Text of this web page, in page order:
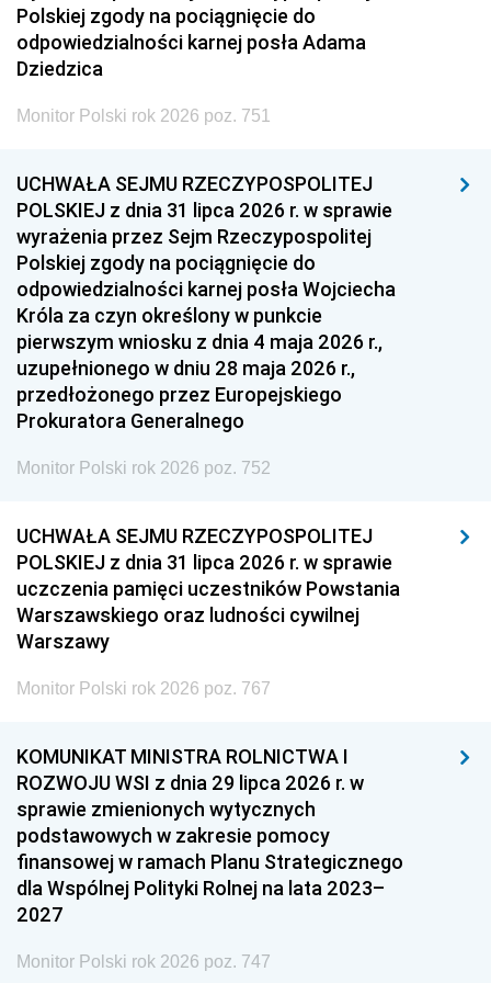
Polskiej zgody na pociągnięcie do
odpowiedzialności karnej posła Adama
Dziedzica
Monitor Polski rok 2026 poz. 751
UCHWAŁA SEJMU RZECZYPOSPOLITEJ
POLSKIEJ z dnia 31 lipca 2026 r. w sprawie
wyrażenia przez Sejm Rzeczypospolitej
Polskiej zgody na pociągnięcie do
odpowiedzialności karnej posła Wojciecha
Króla za czyn określony w punkcie
pierwszym wniosku z dnia 4 maja 2026 r.,
uzupełnionego w dniu 28 maja 2026 r.,
przedłożonego przez Europejskiego
Prokuratora Generalnego
Monitor Polski rok 2026 poz. 752
UCHWAŁA SEJMU RZECZYPOSPOLITEJ
POLSKIEJ z dnia 31 lipca 2026 r. w sprawie
uczczenia pamięci uczestników Powstania
Warszawskiego oraz ludności cywilnej
Warszawy
Monitor Polski rok 2026 poz. 767
KOMUNIKAT MINISTRA ROLNICTWA I
ROZWOJU WSI z dnia 29 lipca 2026 r. w
sprawie zmienionych wytycznych
podstawowych w zakresie pomocy
finansowej w ramach Planu Strategicznego
dla Wspólnej Polityki Rolnej na lata 2023–
2027
Monitor Polski rok 2026 poz. 747